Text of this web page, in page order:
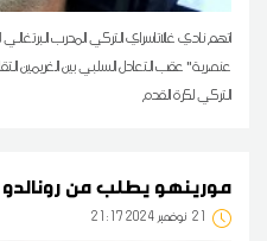
اتهم نادي غالاتاسراي التركي المدرب
التركي لكرة القدم
مورينهو يطلب من
21 21:17 2024 نوفمبر